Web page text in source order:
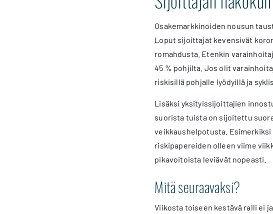
Osakemarkkinoiden nousun
Loput sijoittajat kevensivät
romahdusta. Etenkin
45 % pohjilta. Jos olit
riskisillä pohjalle lyödyillä ja
Lisäksi yksityissijoittajien
suorista tuista on sijoitettu
veikkaushelpotusta.
riskipapereiden olleen viime
pikavoitoista leviävät nopeasti.
Mitä seuraavaksi?
Viikosta toiseen kestävä ralli ei